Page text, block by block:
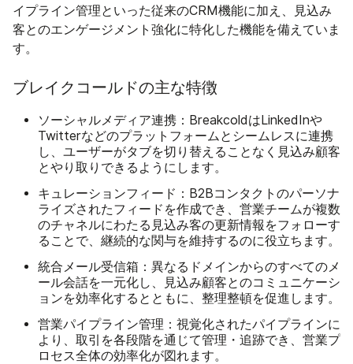
イプライン管理といった従来のCRM機能に加え、見込み
客とのエンゲージメント強化に特化した機能を備えていま
す。
ブレイクコールドの主な特徴
ソーシャルメディア連携 ：BreakcoldはLinkedInや
Twitterなどのプラットフォームとシームレスに連携
し、ユーザーがタブを切り替えることなく見込み顧客
とやり取りできるようにします。
キュレーションフィード ：B2Bコンタクトのパーソナ
ライズされたフィードを作成でき、営業チームが複数
のチャネルにわたる見込み客の更新情報をフォローす
ることで、継続的な関与を維持するのに役立ちます。
統合メール受信箱 ：異なるドメインからのすべてのメ
ール会話を一元化し、見込み顧客とのコミュニケーシ
ョンを効率化するとともに、整理整頓を促進します。
営業パイプライン管理 ：視覚化されたパイプラインに
より、取引を各段階を通じて管理・追跡でき、営業プ
ロセス全体の効率化が図れます。